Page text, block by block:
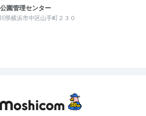
園管理センター
県横浜市中区山手町２３０